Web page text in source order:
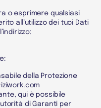
o esprimere qualsiasi
all’utilizzo dei tuoi Dati
della Protezione
qui è possibile
di Garanti per